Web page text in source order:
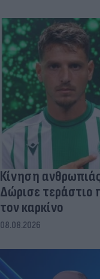
Κίνηση
Δώρισε τεράστιο
τον καρκίνο
08.08.2026